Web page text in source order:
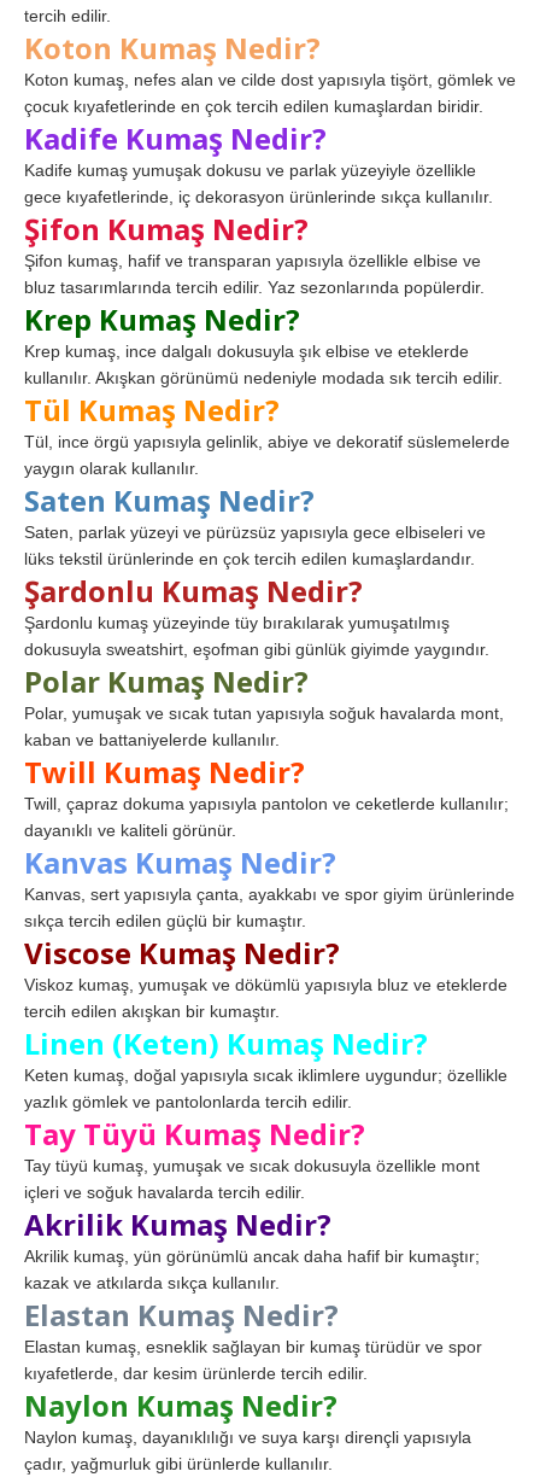
tercih edilir.
Koton Kumaş Nedir?
Koton kumaş, nefes alan ve cilde dost yapısıyla tişört, gömlek ve
çocuk kıyafetlerinde en çok tercih edilen kumaşlardan biridir.
Kadife Kumaş Nedir?
Kadife kumaş yumuşak dokusu ve parlak yüzeyiyle özellikle
gece kıyafetlerinde, iç dekorasyon ürünlerinde sıkça kullanılır.
Şifon Kumaş Nedir?
Şifon kumaş, hafif ve transparan yapısıyla özellikle elbise ve
bluz tasarımlarında tercih edilir. Yaz sezonlarında popülerdir.
Krep Kumaş Nedir?
Krep kumaş, ince dalgalı dokusuyla şık elbise ve eteklerde
kullanılır. Akışkan görünümü nedeniyle modada sık tercih edilir.
Tül Kumaş Nedir?
Tül, ince örgü yapısıyla gelinlik, abiye ve dekoratif süslemelerde
yaygın olarak kullanılır.
Saten Kumaş Nedir?
Saten, parlak yüzeyi ve pürüzsüz yapısıyla gece elbiseleri ve
lüks tekstil ürünlerinde en çok tercih edilen kumaşlardandır.
Şardonlu Kumaş Nedir?
Şardonlu kumaş yüzeyinde tüy bırakılarak yumuşatılmış
dokusuyla sweatshirt, eşofman gibi günlük giyimde yaygındır.
Polar Kumaş Nedir?
Polar, yumuşak ve sıcak tutan yapısıyla soğuk havalarda mont,
kaban ve battaniyelerde kullanılır.
Twill Kumaş Nedir?
Twill, çapraz dokuma yapısıyla pantolon ve ceketlerde kullanılır;
dayanıklı ve kaliteli görünür.
Kanvas Kumaş Nedir?
Kanvas, sert yapısıyla çanta, ayakkabı ve spor giyim ürünlerinde
sıkça tercih edilen güçlü bir kumaştır.
Viscose Kumaş Nedir?
Viskoz kumaş, yumuşak ve dökümlü yapısıyla bluz ve eteklerde
tercih edilen akışkan bir kumaştır.
Linen (Keten) Kumaş Nedir?
Keten kumaş, doğal yapısıyla sıcak iklimlere uygundur; özellikle
yazlık gömlek ve pantolonlarda tercih edilir.
Tay Tüyü Kumaş Nedir?
Tay tüyü kumaş, yumuşak ve sıcak dokusuyla özellikle mont
içleri ve soğuk havalarda tercih edilir.
Akrilik Kumaş Nedir?
Akrilik kumaş, yün görünümlü ancak daha hafif bir kumaştır;
kazak ve atkılarda sıkça kullanılır.
Elastan Kumaş Nedir?
Elastan kumaş, esneklik sağlayan bir kumaş türüdür ve spor
kıyafetlerde, dar kesim ürünlerde tercih edilir.
Naylon Kumaş Nedir?
Naylon kumaş, dayanıklılığı ve suya karşı dirençli yapısıyla
çadır, yağmurluk gibi ürünlerde kullanılır.